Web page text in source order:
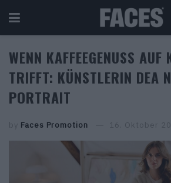
WENN KAFFEEGENUSS
TRIFFT: KÜNSTLERIN DEA
PORTRAIT
by Faces Promotion 16. Oktober